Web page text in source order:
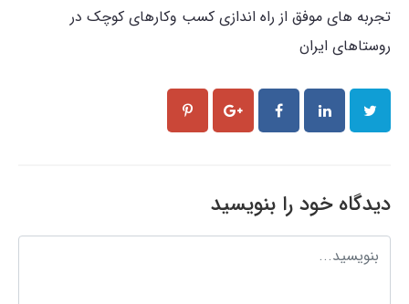
تجربه های موفق از راه اندازی کسب وکارهای کوچک در
روستاهای ایران
دیدگاه خود را بنویسید